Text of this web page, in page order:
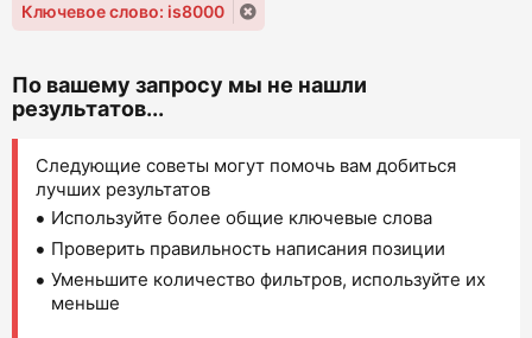
Ключевое слово: is8000
По вашему запросу мы не нашли
результатов...
Следующие советы могут помочь вам добиться
лучших результатов
Используйте более общие ключевые слова
Проверить правильность написания позиции
Уменьшите количество фильтров, используйте их
меньше